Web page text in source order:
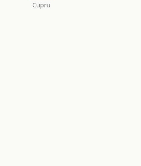
Cupru